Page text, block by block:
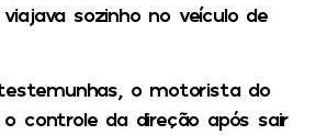
sozinho no veículo de
o motorista do
controle da direção após sair